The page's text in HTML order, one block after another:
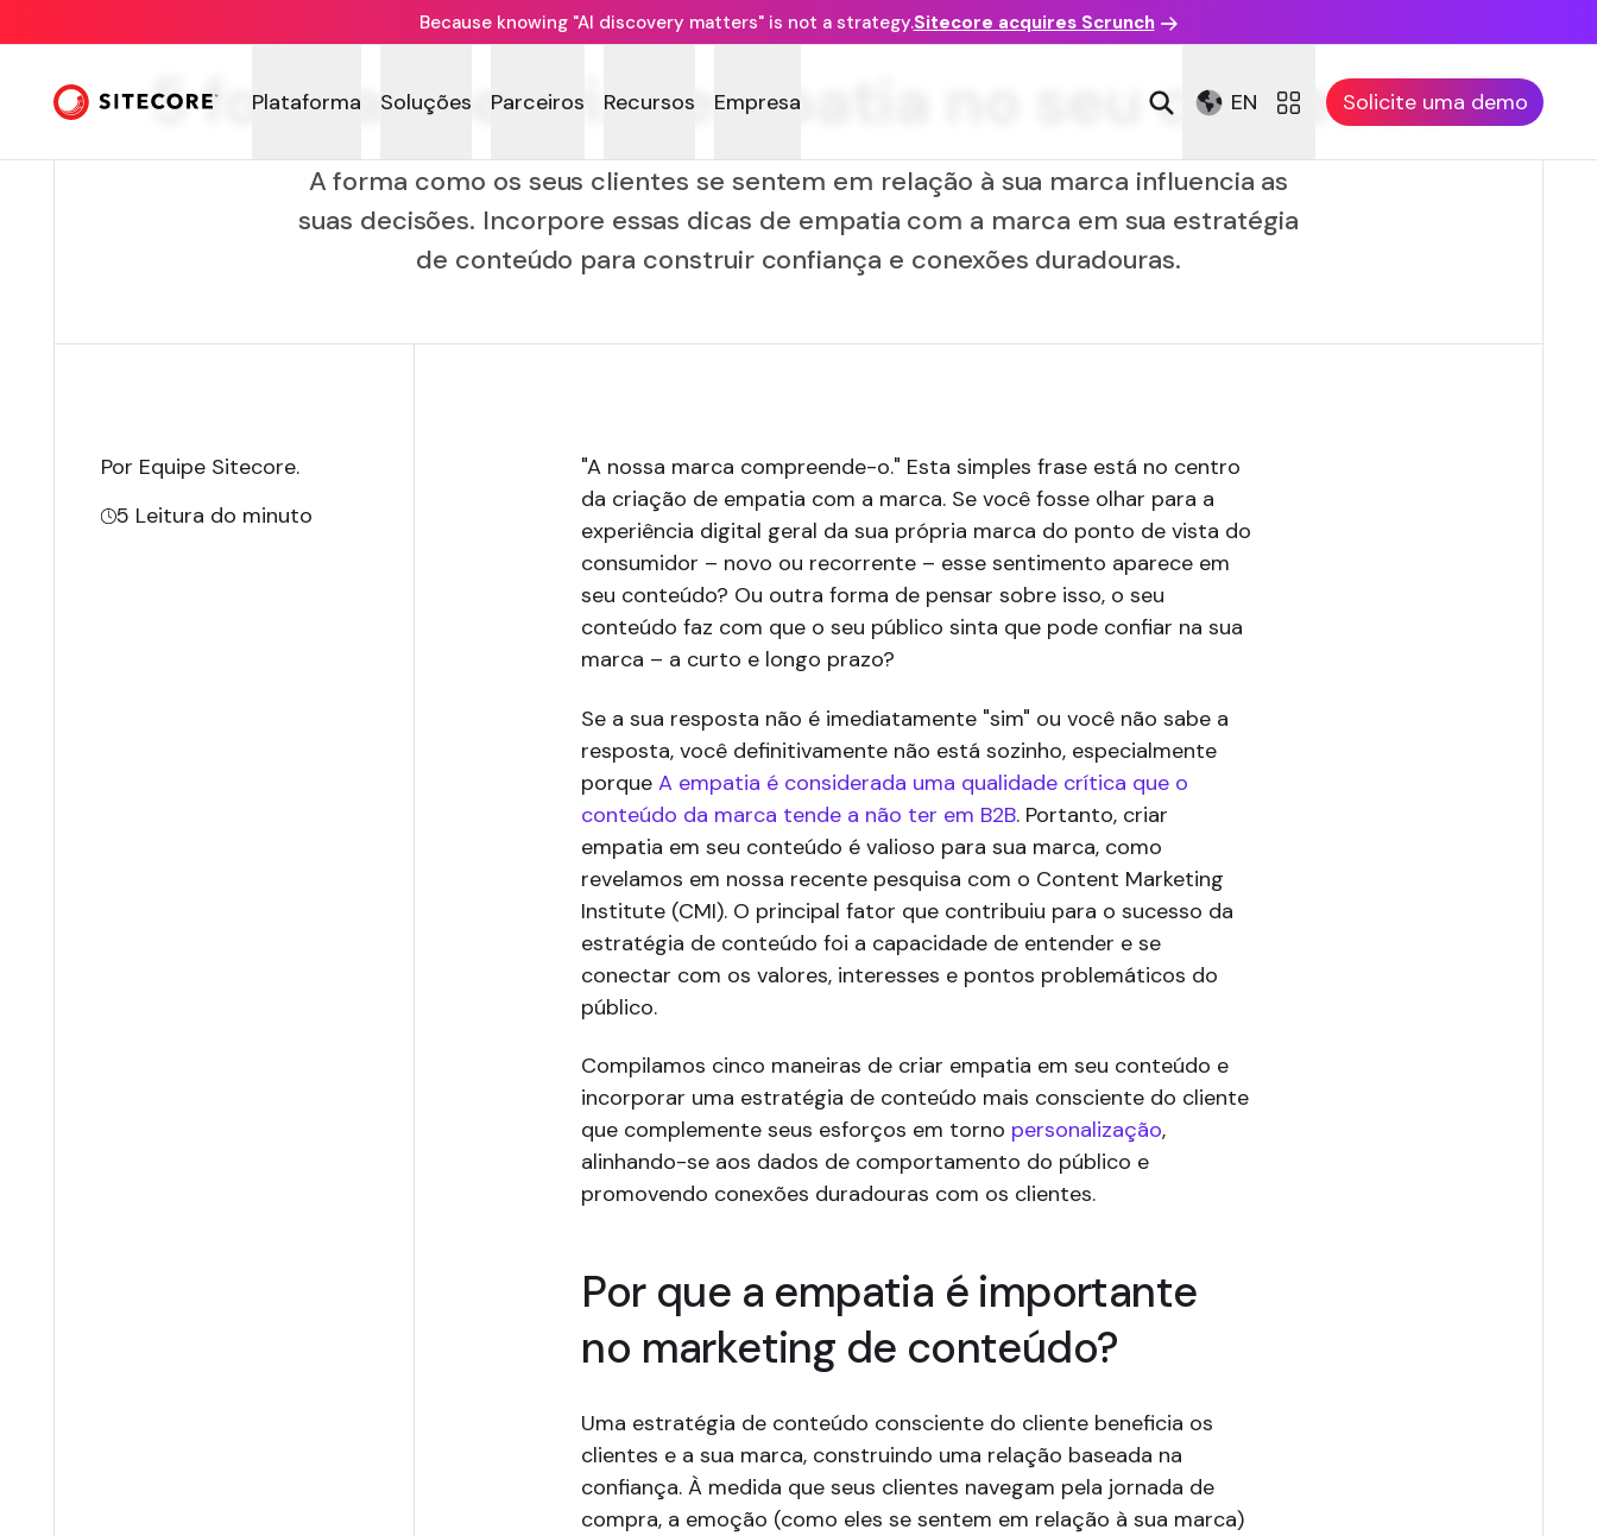
Because knowing "AI discovery matters" is not a strategy.Sitecore acquires Scrunch
Plataforma Soluções Parceiros Recursos Empresa EN Solicite uma demo
5 formas de criar empatia no seu conteúdo
A forma como os seus clientes se sentem em relação à sua marca influencia as
suas decisões. Incorpore essas dicas de empatia com a marca em sua estratégia
de conteúdo para construir confiança e conexões duradouras.
Por Equipe Sitecore.
5 Leitura do minuto
"A nossa marca compreende-o." Esta simples frase está no centro
da criação de empatia com a marca. Se você fosse olhar para a
experiência digital geral da sua própria marca do ponto de vista do
consumidor – novo ou recorrente – esse sentimento aparece em
seu conteúdo? Ou outra forma de pensar sobre isso, o seu
conteúdo faz com que o seu público sinta que pode confiar na sua
marca – a curto e longo prazo?
Se a sua resposta não é imediatamente "sim" ou você não sabe a
resposta, você definitivamente não está sozinho, especialmente
porqueA empatia é considerada uma qualidade crítica que o
conteúdo da marca tende a não ter em B2B. Portanto, criar
empatia em seu conteúdo é valioso para sua marca, como
revelamos em nossa recente pesquisa com o Content Marketing
Institute (CMI). O principal fator que contribuiu para o sucesso da
estratégia de conteúdo foi a capacidade de entender e se
conectar com os valores, interesses e pontos problemáticos do
público.
Compilamos cinco maneiras de criar empatia em seu conteúdo e
incorporar uma estratégia de conteúdo mais consciente do cliente
que complemente seus esforços em torno personalização,
alinhando-se aos dados de comportamento do público e
promovendo conexões duradouras com os clientes.
Por que a empatia é importante
no marketing de conteúdo?
Uma estratégia de conteúdo consciente do cliente beneficia os
clientes e a sua marca, construindo uma relação baseada na
confiança. À medida que seus clientes navegam pela jornada de
compra, a emoção (como eles se sentem em relação à sua marca)